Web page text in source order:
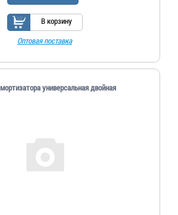
В корзину
Оптовая поставка
универсальная двойная